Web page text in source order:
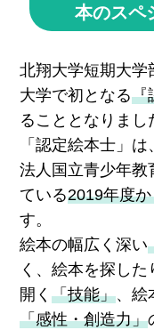
本のスペ
北翔大学短期大学
大学で初となる『
ることとなりまし
「認定絵本士」
法人国立青少年教
ている2019年度
す。
絵本の幅広く深い
く、絵本を探し
開く「技能」、絵
「感性・創造力」